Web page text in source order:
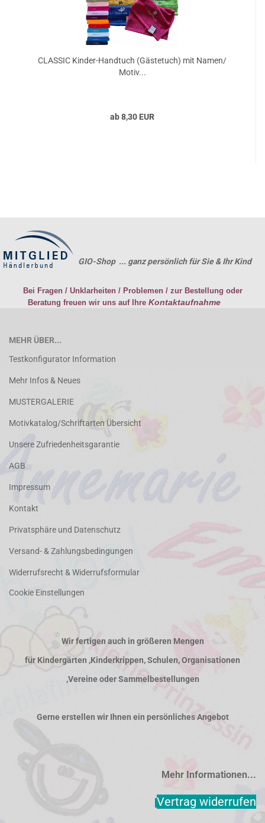
CLASSIC Kinder-Handtuch (Gästetuch) mit Namen/
Motiv...
ab 8,30 EUR
GIO-Shop ... ganz persönlich für Sie & Ihr Kind
Bei Fragen / Unklarheiten / Problemen / zur Bestellung oder
Beratung freuen wir uns auf Ihre Kontaktaufnahme
MEHR ÜBER...
Testkonfigurator Information
Mehr Infos & Neues
MUSTERGALERIE
Motivkatalog/Schriftarten Übersicht
Unsere Zufriedenheitsgarantie
AGB
Impressum
Kontakt
Privatsphäre und Datenschutz
Versand- & Zahlungsbedingungen
Widerrufsrecht & Widerrufsformular
Cookie Einstellungen
Wir fertigen auch in größeren Mengen
für Kindergärten ,Kinderkrippen, Schulen, Organisationen
,Vereine oder Sammelbestellungen
Gerne erstellen wir Ihnen ein persönliches Angebot
Mehr Informationen...
Vertrag widerrufen